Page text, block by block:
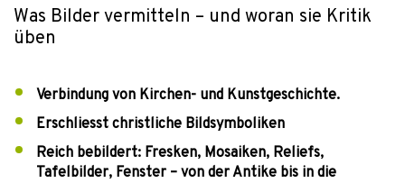
Was Bilder vermitteln – und woran sie Kritik
üben
Verbindung von Kirchen- und Kunstgeschichte.
Erschliesst christliche Bildsymboliken
Reich bebildert: Fresken, Mosaiken, Reliefs,
Tafelbilder, Fenster – von der Antike bis in die